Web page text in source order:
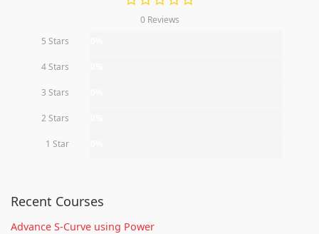
0 Reviews
5 Stars
4 Stars
3 Stars
2 Stars
1 Star
Recent Courses
Advance S-Curve using Power